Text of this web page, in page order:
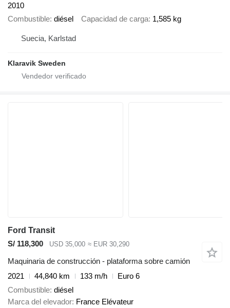
2010
Combustible diésel Capacidad de carga 1,585 kg
Suecia, Karlstad
Klaravik Sweden
Ford Transit
S/ 118,300
USD 35,000 ≈ EUR 30,290
Maquinaria de construcción - plataforma sobre camión
2021
44,840 km 133 m/h
Euro 6
Combustible diésel
Marca del elevador France Elévateur